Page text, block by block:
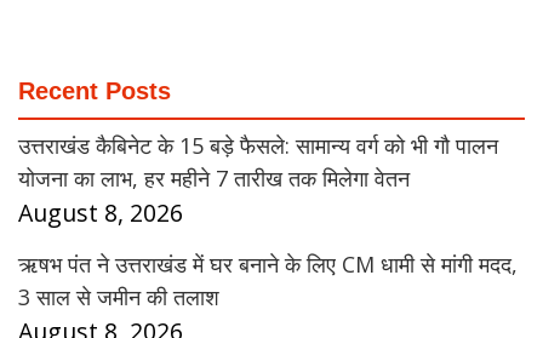
Recent Posts
उत्तराखंड कैबिनेट के 15 बड़े फैसले: सामान्य वर्ग को भी गौ पालन
योजना का लाभ, हर महीने 7 तारीख तक मिलेगा वेतन
August 8, 2026
ऋषभ पंत ने उत्तराखंड में घर बनाने के लिए CM धामी से मांगी मदद,
3 साल से जमीन की तलाश